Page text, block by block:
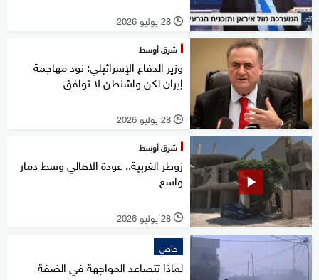
l 28 يوليو 2026
شرق أوسط
وزير الدفاع الإسرائيلي: نود مهاجمة
إيران لكن واشنطن لا توافق
l 28 يوليو 2026
شرق أوسط
زوطر الغربية.. عودة الأهالي وسط دمار
واسع
l 28 يوليو 2026
خاص
لماذا تتصاعد المواجهة في الضفة